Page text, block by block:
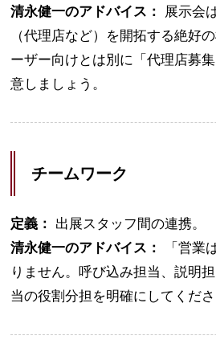
清永健一のアドバイス：
展示会
（代理店など）を開拓する絶好
ーザー向けとは別に「代理店募
意しましょう。
チームワーク
定義：
出展スタッフ間の連携。
清永健一のアドバイス：
「営業
りません。呼び込み担当、説明
当の役割分担を明確にしてくださ